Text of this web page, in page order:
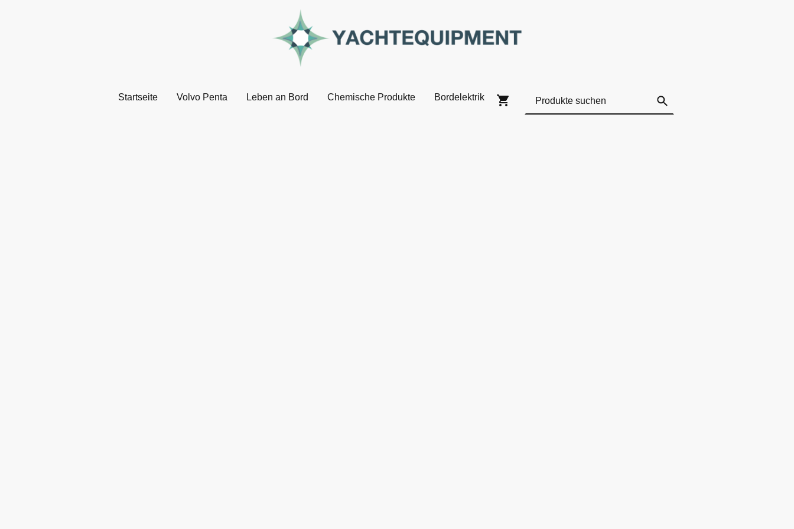
Startseite Volvo Penta Leben an Bord Chemische Produkte Bordelektrik